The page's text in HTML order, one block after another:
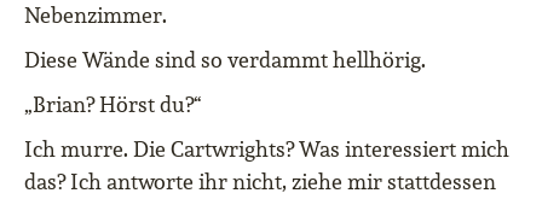
Nebenzimmer.
Diese Wände sind so verdammt hellhörig.
„Brian? Hörst du?“
Ich murre. Die Cartwrights? Was interessiert mich
das? Ich antworte ihr nicht, ziehe mir stattdessen